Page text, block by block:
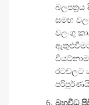
සමඟ
වලංගු
රටවලට
බහුවිධ